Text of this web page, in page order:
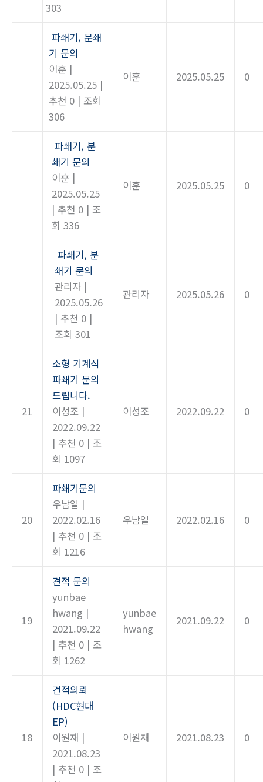
303
파쇄기, 분쇄
기 문의
이훈 |
2025.05.25 |
추천 0 | 조회
306
이훈 2025.05.25 0
파쇄기, 분
쇄기 문의
이훈 |
2025.05.25
| 추천 0 | 조
회 336
이훈 2025.05.25 0
파쇄기, 분
쇄기 문의
관리자 |
2025.05.26
| 추천 0 |
조회 301
관리자 2025.05.26 0
21
소형 기계식
파쇄기 문의
드립니다.
이성조 |
2022.09.22
| 추천 0 | 조
회 1097
이성조 2022.09.22 0
20
파쇄기문의
우남일 |
2022.02.16
| 추천 0 | 조
회 1216
우남일 2022.02.16 0
19
견적 문의
yunbae
hwang |
2021.09.22
| 추천 0 | 조
회 1262
yunbae
hwang
2021.09.22 0
18
견적의뢰
(HDC현대
EP)
이원재 |
2021.08.23
| 추천 0 | 조
이원재 2021.08.23 0